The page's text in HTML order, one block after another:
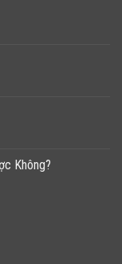
Không?